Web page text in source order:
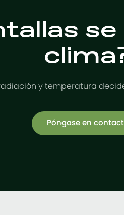
y temperatura
Póngase en